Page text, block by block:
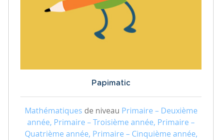
Papimatic
Mathématiques de niveau Primaire – Deuxième
année, Primaire – Troisième année, Primaire –
Quatrième année, Primaire – Cinquième année,